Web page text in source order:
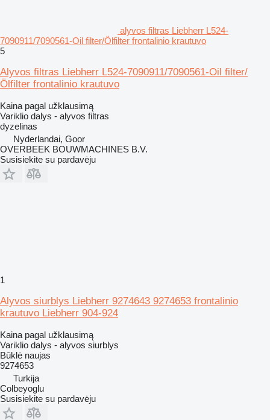
alyvos filtras Liebherr L524-
7090911/7090561-Oil filter/Ölfilter frontalinio krautuvo
5
Alyvos filtras Liebherr L524-7090911/7090561-Oil filter/
Ölfilter frontalinio krautuvo
Kaina pagal užklausimą
Variklio dalys - alyvos filtras
dyzelinas
Nyderlandai, Goor
OVERBEEK BOUWMACHINES B.V.
Susisiekite su pardavėju
1
Alyvos siurblys Liebherr 9274643 9274653 frontalinio
krautuvo Liebherr 904-924
Kaina pagal užklausimą
Variklio dalys - alyvos siurblys
Būklė naujas
9274653
Turkija
Colbeyoglu
Susisiekite su pardavėju